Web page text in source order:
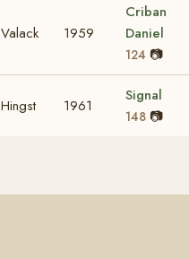
Valack 1959
Criban
Daniel
124 📷
Hingst 1961
Signal
148 📷